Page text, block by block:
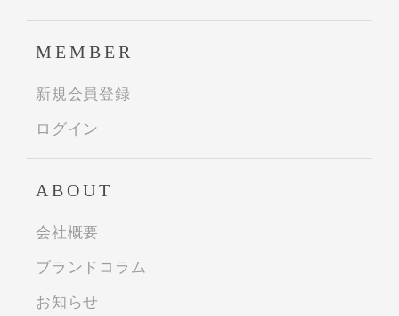
MEMBER
新規会員登録
ログイン
ABOUT
会社概要
ブランドコラム
お知らせ